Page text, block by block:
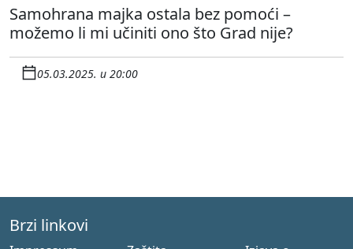
Samohrana majka ostala bez pomoći –
možemo li mi učiniti ono što Grad nije?
05.03.2025. u 20:00
Brzi linkovi